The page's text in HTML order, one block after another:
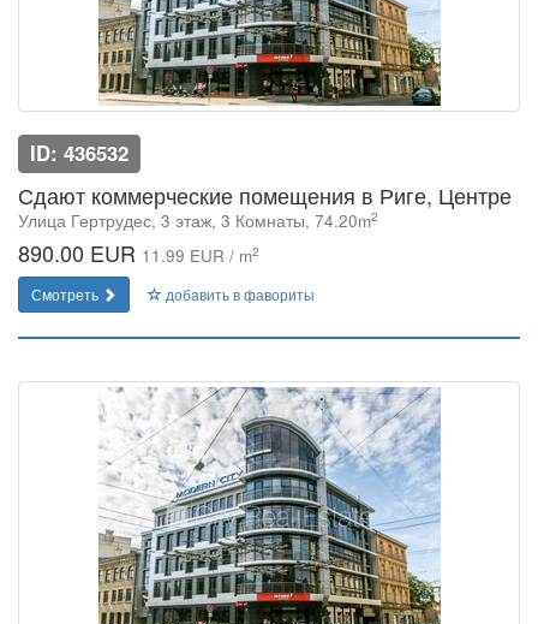
ID: 436532
Сдают коммерческие помещения в Риге, Центре
Улица Гертрудес, 3 этаж, 3 Комнаты, 74.20m2
890.00 EUR 11.99 EUR / m2
Смотреть добавить в фавориты